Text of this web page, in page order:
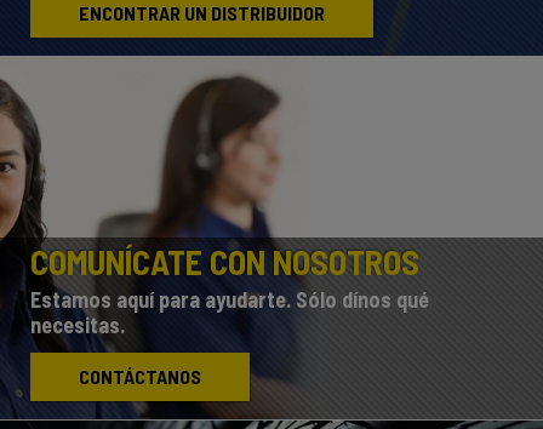
ENCONTRAR UN DISTRIBUIDOR
COMUNÍCATE CON NOSOTROS
Estamos aquí para ayudarte. Sólo dínos qué
necesitas.
CONTÁCTANOS